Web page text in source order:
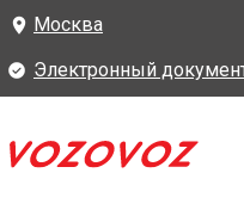
Москва
Электронный